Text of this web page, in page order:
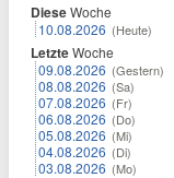
DieseWoche
10.08.2026 (Heute)
LetzteWoche
09.08.2026 (Gestern)
08.08.2026 (Sa)
07.08.2026 (Fr)
06.08.2026 (Do)
05.08.2026 (Mi)
04.08.2026 (Di)
03.08.2026 (Mo)